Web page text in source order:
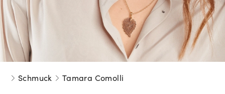
Neu bei Vogl: Cartier
Schmuck Tamara Comolli